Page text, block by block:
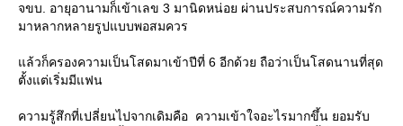
จขบ. อายุอานามก็เข้าเลข 3 มานิดหน่อย ผ่านประสบการณ์ความรัก
มาหลากหลายรูปแบบพอสมควร
ล้วก็ครองความเป็นโสดมาเข้าปีที่ 6 อีกด้วย ถือว่าเป็นโสดนานที่สุด
ตั้งแต่เริ่มมีแฟน
ความรู้สึกที่เปลี่ยนไปจากเดิมคือ ความเข้าใจอะไรมากขึ้น ยอมรับ